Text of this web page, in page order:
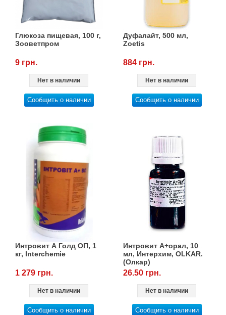
Глюкоза пищевая, 100 г,
Зооветпром
9 грн.
Нет в наличии
Сообщить о наличии
Дуфалайт, 500 мл,
Zoetis
884 грн.
Нет в наличии
Сообщить о наличии
Интровит А Голд ОП, 1
кг, Interchemie
1 279 грн.
Нет в наличии
Сообщить о наличии
Интровит А+орал, 10
мл, Интерхим, OLKAR.
(Олкар)
26.50 грн.
Нет в наличии
Сообщить о наличии